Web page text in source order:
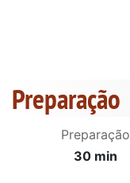
Preparação
Preparação
30 min